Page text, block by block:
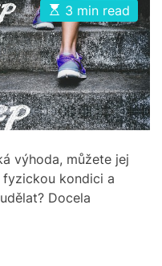
E
s
t
i
m
a
t
e
d
r
a
d
t
i
m
3 min read
výhoda, můžete jej
kondici a
Docela